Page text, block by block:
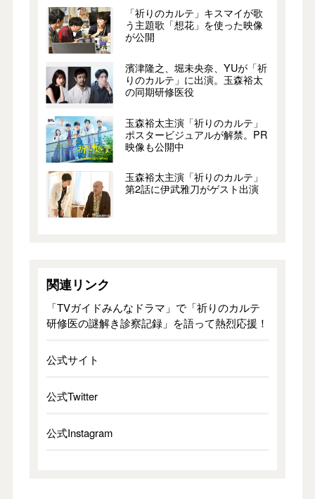
「祈りのカルテ」キスマイが歌
う主題歌「想花」を使った映像
が公開
濱津隆之、堀未央奈、YUが「祈
りのカルテ」に出演。玉森裕太
の同期研修医役
玉森裕太主演「祈りのカルテ」
ポスタービジュアルが解禁。PR
映像も公開中
玉森裕太主演「祈りのカルテ」
第2話に伊武雅刀がゲスト出演
関連リンク
「TVガイドみんなドラマ」で「祈りのカルテ
研修医の謎解き診察記録」を語って熱烈応援！
公式サイト
公式Twitter
公式Instagram